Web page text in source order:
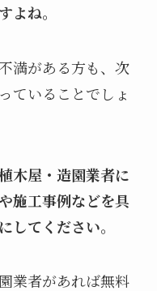
よね。
満がある方も、次
ていることでしょ
木屋・造園業者に
施工事例などを具
してください。
業者があれば無料